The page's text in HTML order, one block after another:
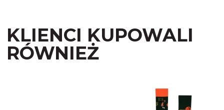
KLIENCI KUPOWALI
RÓWNIEŻ